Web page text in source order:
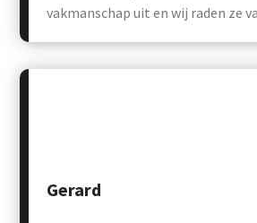
vakmanschap uit en wij raden ze
Gerard